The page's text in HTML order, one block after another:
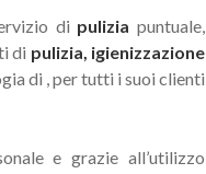
di puliziapuntuale,
di pulizia, igienizzazione
di , per tutti i suoi clienti
e grazie all’utilizzo